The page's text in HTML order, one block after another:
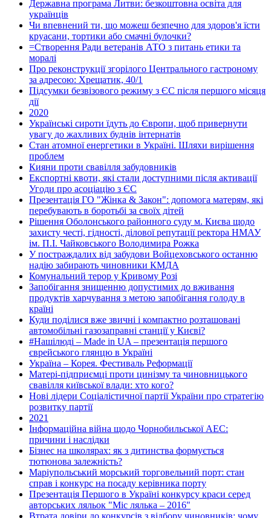
Державна програма Литви: безкоштовна освіта для
українців
Чи впевнений ти, що можеш безпечно для здоров'я їсти
круасани, тортики або смачні булочки?
=Створення Ради ветеранів АТО з питань етики та
моралі
Про реконструкції згорілого Центрального гастроному
за адресою: Хрещатик, 40/1
Підсумки безвізового режиму з ЄС після першого місяця
дії
2020
Українські сироти їдуть до Європи, щоб привернути
увагу до жахливих буднів інтернатів
Стан атомної енергетики в Україні. Шляхи вирішення
проблем
Кияни проти свавілля забудовників
Експортні квоти, які стали доступними після активації
Угоди про асоціацію з ЄС
Презентація ГО "Жінка & Закон": допомога матерям, які
перебувають в боротьбі за своїх дітей
Рішення Оболонського районного суду м. Києва щодо
захисту честі, гідності, ділової репутації ректора НМАУ
ім. П.І. Чайковського Володимира Рожка
У постраждалих від забудови Войцеховського останню
надію забирають чиновники КМДА
Комунальний терор у Кривому Розі
Запобігання знищенню допустимих до вживання
продуктів харчування з метою запобігання голоду в
країні
Куди поділися вже звичні і компактно розташовані
автомобільні газозаправні станції у Києві?
#Нашілюді – Made in UA – презентація першого
єврейського глянцю в Україні
Україна – Корея. Фестиваль Реформації
Матері-підприємці проти цинізму та чиновницького
свавілля київської влади: хто кого?
Нові лідери Соціалістичної партії України про стратегію
розвитку партії
2021
Інформаційна війна щодо Чорнобильської АЕС:
причини і наслідки
Бізнес на школярах: як з дитинства формується
тютюнова залежність?
Маріупольський морський торговельний порт: стан
справ і конкурс на посаду керівника порту
Презентація Першого в Україні конкурсу краси серед
авторських ляльок "Міс лялька – 2016"
Втрата довіри до конкурсів з відбору чиновників: чому